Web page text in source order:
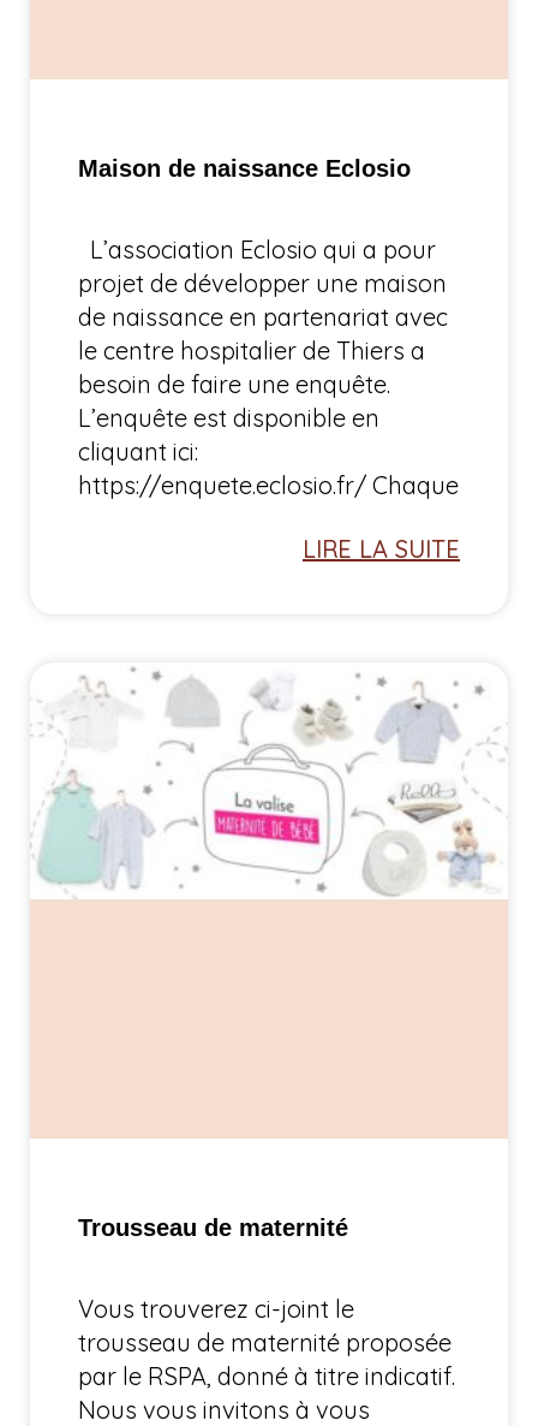
Maison de naissance Eclosio
L’association Eclosio qui a pour
projet de développer une maison
de naissance en partenariat avec
le centre hospitalier de Thiers a
besoin de faire une enquête.
L’enquête est disponible en
cliquant ici:
https://enquete.eclosio.fr/ Chaque
LIRE LA SUITE
Trousseau de maternité
Vous trouverez ci-joint le
trousseau de maternité proposée
par le RSPA, donné à titre indicatif.
Nous vous invitons à vous